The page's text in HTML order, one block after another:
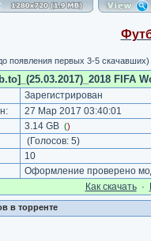
появления первых 3-5 скачавших)
FIFA
Зарегистрирован
27 Мар 2017 03:40:01
3.14 GB ()
(Голосов: 5)
10
Оформление проверено
Как cкачать·
в торренте